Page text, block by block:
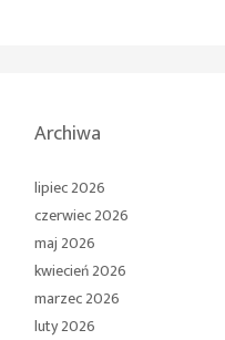
Archiwa
lipiec 2026
czerwiec 2026
maj 2026
kwiecień 2026
marzec 2026
luty 2026